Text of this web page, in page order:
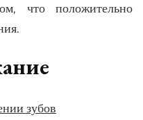
что положительно
зубов